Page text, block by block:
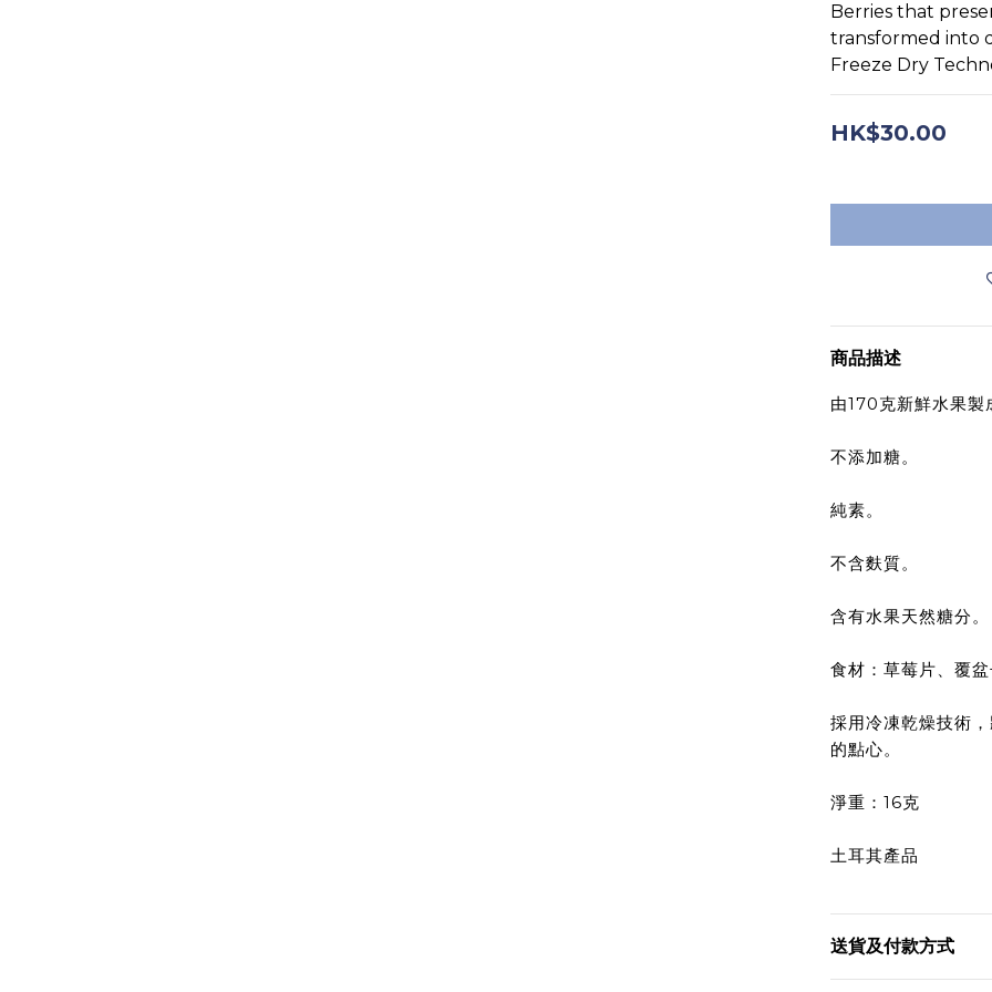
Berries that
transformed into
Freeze Dry
HK$30.00
商品描述
由170克新鮮水果製
不添加糖。
純素。
不含麩質。
含有水果天然糖分。
食材：草莓片、覆
採用冷凍乾燥技術
的點心。
淨重：16克
土耳其產品
送貨及付款方式